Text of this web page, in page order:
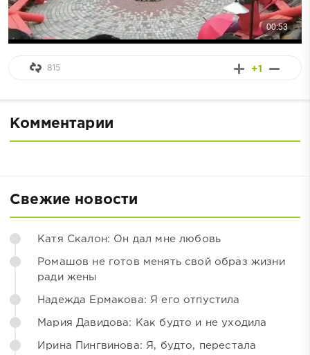
+1
815
Комментарии
Свежие новости
Катя Скалон: Он дал мне любовь
Ромашов не готов менять свой образ жизни
ради жены
Надежда Ермакова: Я его отпустила
Мария Давидова: Как будто и не уходила
Ирина Пингвинова: Я, будто, перестала